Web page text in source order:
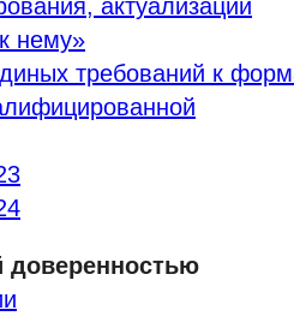
актуализации
нему»
требований к